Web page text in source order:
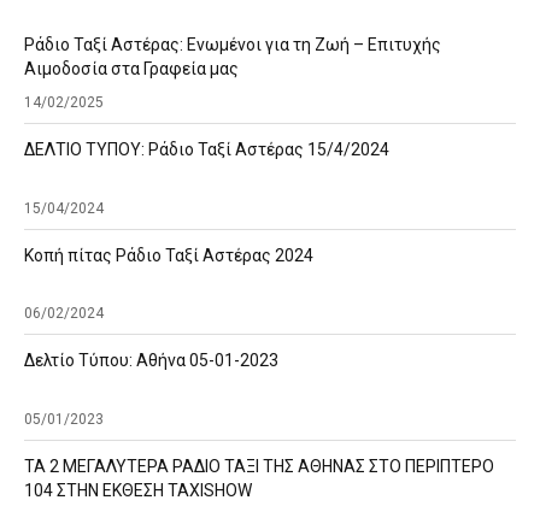
Ράδιο Ταξί Αστέρας: Ενωμένοι για τη Ζωή – Επιτυχής
Αιμοδοσία στα Γραφεία μας
14/02/2025
ΔΕΛΤΙΟ ΤΥΠΟΥ: Ράδιο Ταξί Αστέρας 15/4/2024
15/04/2024
Κοπή πίτας Ράδιο Ταξί Αστέρας 2024
06/02/2024
Δελτίο Τύπου: Αθήνα 05-01-2023
05/01/2023
ΤΑ 2 ΜΕΓΑΛΥΤΕΡΑ ΡΑΔΙΟ ΤΑΞΙ ΤΗΣ ΑΘΗΝΑΣ ΣΤΟ ΠΕΡΙΠΤΕΡΟ
104 ΣΤΗΝ ΕΚΘΕΣΗ TAXISHOW